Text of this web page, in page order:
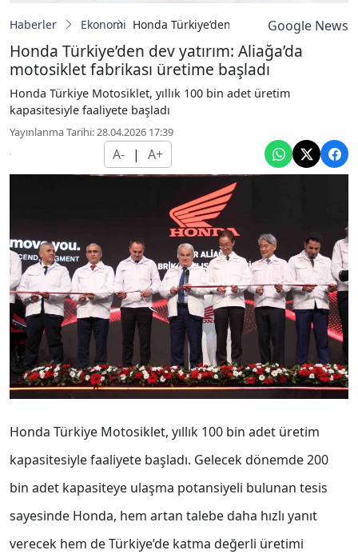
Haberler Ekonomi Honda Türkiye’den dev yatırım:Google News
Honda Türkiye’den dev yatırım: Aliağa’da
motosiklet fabrikası üretime başladı
Honda Türkiye Motosiklet, yıllık 100 bin adet üretim
kapasitesiyle faaliyete başladı
Yayınlanma Tarihi: 28.04.2026 17:39
A- | A+
Honda Türkiye Motosiklet, yıllık 100 bin adet üretim
kapasitesiyle faaliyete başladı. Gelecek dönemde 200
bin adet kapasiteye ulaşma potansiyeli bulunan tesis
sayesinde Honda, hem artan talebe daha hızlı yanıt
verecek hem de Türkiye’de katma değerli üretimi